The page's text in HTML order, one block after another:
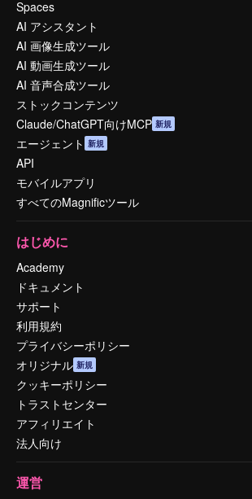
Spaces
AI アシスタント
AI 画像生成ツール
AI 動画生成ツール
AI 音声合成ツール
ストックコンテンツ
Claude/ChatGPT向けMCP 新規
エージェント 新規
API
モバイルアプリ
すべてのMagnificツール
はじめに
Academy
ドキュメント
サポート
利用規約
プライバシーポリシー
オリジナル 新規
クッキーポリシー
トラストセンター
アフィリエイト
法人向け
運営